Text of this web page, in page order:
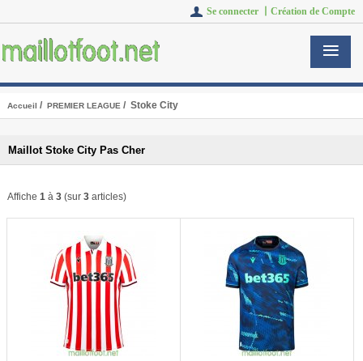
Se connecter 丨 Création de Compte
Accueil / PREMIER LEAGUE/ Stoke City
Maillot Stoke City Pas Cher
Affiche 1à 3(sur 3articles)